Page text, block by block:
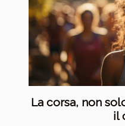
La corsa, non
il